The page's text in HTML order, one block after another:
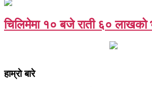
चिलिमेमा १० बजे राती ६० लाखको
हाम्राे बारे